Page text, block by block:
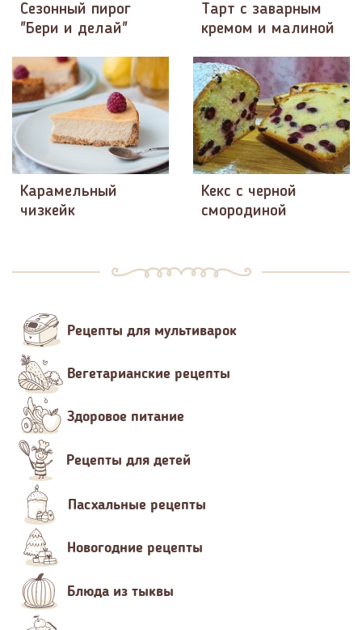
Сезонный пирог
"Бери и делай"
Тарт с заварным
кремом и малиной
Карамельный
чизкейк
Кекс с черной
смородиной
Рецепты для мультиварок
Вегетарианские рецепты
Здоровое питание
Рецепты для детей
Пасхальные рецепты
Новогодние рецепты
Блюда из тыквы